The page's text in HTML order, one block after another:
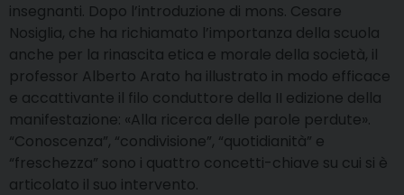
insegnanti. Dopo l’introduzione di mons. Cesare
Nosiglia, che ha richiamato l’importanza della scuola
anche per la rinascita etica e morale della società, il
professor Alberto Arato ha illustrato in modo efficace
e accattivante il filo conduttore della II edizione della
manifestazione: «Alla ricerca delle parole perdute».
“Conoscenza”, “condivisione”, “quotidianità” e
“freschezza” sono i quattro concetti-chiave su cui si è
articolato il suo intervento.